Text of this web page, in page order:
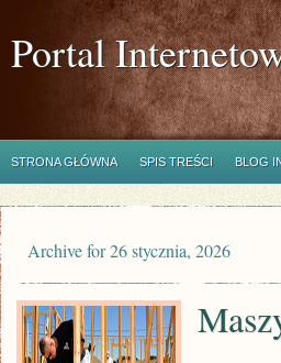
Portal
STRONA GŁÓWNA SPIS TREŚCI BLOG
Archive for 26 stycznia, 2026